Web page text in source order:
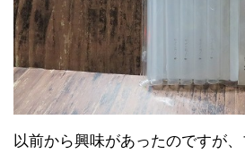
以前から興味があったのですが